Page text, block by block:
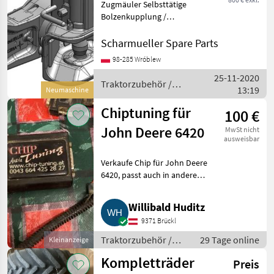
Neumaschine
Gabelkopf Typ
Zugmäuler Selbsttätige
Bolzenkupplung /
Artikel Nummer.
07.3903.292-A02 Dimension
390/25/32 (Wir haben
have other di
Scharmueller Spare Parts
98-285 Wróblew
Traktorzubehör /
Scharmüller
25-11-2020
13:19
Kleinanzeige
Chiptuning für
John Deere 6420
100 €
MwSt nicht
ausweisbar
Verkaufe Chip für John Deere
6420, passt auch in andere
Zylinder. Traktorzubehör
Sonstiges Traktorzubehör
Willibald Huditz
9371 Brückl
Traktorzubehör /
Sonstiges
Traktorzubehör
29 Tage online
Kompletträder
Preis